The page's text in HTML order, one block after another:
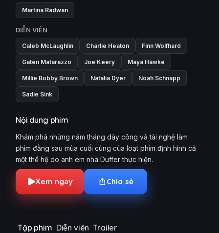
Martina Radwan
DIỄN VIÊN
Caleb McLaughlin Charlie Heaton Finn Wolfhard
Gaten Matarazzo Joe Keery Maya Hawke
Millie Bobby Brown Natalia Dyer Noah Schnapp
Sadie Sink
Nội dung phim
Khám phá những năm tháng dày công và tài nghệ làm
phim đằng sau mùa cuối cùng của loạt phim định hình cả
một thế hệ do anh em nhà Duffer thực hiện.
Xem ngay Chia sẻ
Tập phim Diễn viên Trailer